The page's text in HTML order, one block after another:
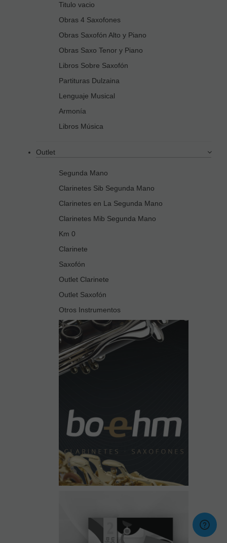
Titulo vacio
Obras 4 Saxofones
Obras Saxofón Alto y Piano
Obras Saxo Tenor y Piano
Libros Sobre Saxofón
Partituras Dulzaina
Lenguaje Musical
Armonía
Libros Música
Outlet
Segunda Mano
Clarinetes Sib Segunda Mano
Clarinetes en La Segunda Mano
Clarinetes Mib Segunda Mano
Km 0
Clarinete
Saxofón
Outlet Clarinete
Outlet Saxofón
Otros Instrumentos